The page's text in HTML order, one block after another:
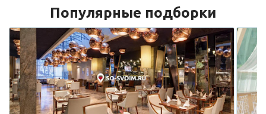
Популярные подборки